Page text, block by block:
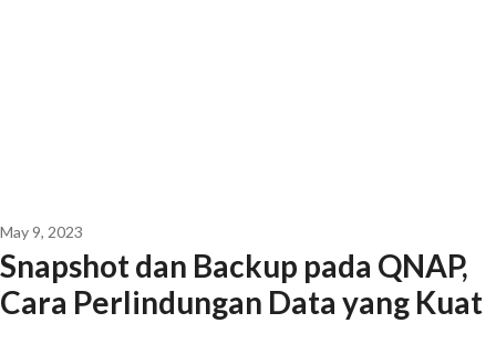
May 9, 2023
Snapshot dan Backup pada QNAP,
Cara Perlindungan Data yang Kuat